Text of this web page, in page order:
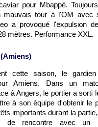
pour Mbappé.
mauvais tour à l'OM avec
a provoqué l'expulsion
mètres. Performance XXL.
cette saison, le
Amiens. Dans un
à Angers, le portier a sorti
à son équipe d'obtenir le
importants durant la
de rencontre avec un